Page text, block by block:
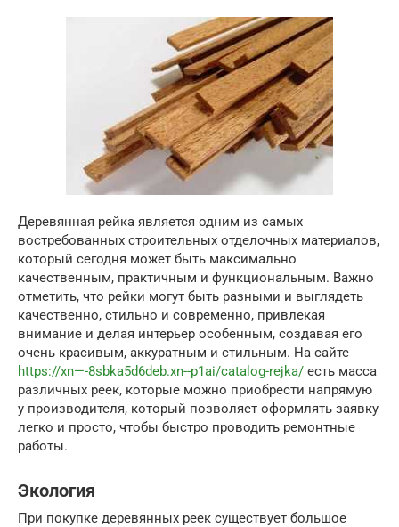
Деревянная рейка является одним из самых
востребованных строительных отделочных материалов,
который сегодня может быть максимально
качественным, практичным и функциональным. Важно
отметить, что рейки могут быть разными и выглядеть
качественно, стильно и современно, привлекая
внимание и делая интерьер особенным, создавая его
очень красивым, аккуратным и стильным. На сайте
https://xn—-8sbka5d6deb.xn--p1ai/catalog-rejka/ есть масса
различных реек, которые можно приобрести напрямую
у производителя, который позволяет оформлять заявку
легко и просто, чтобы быстро проводить ремонтные
работы.
Экология
При покупке деревянных реек существует большое